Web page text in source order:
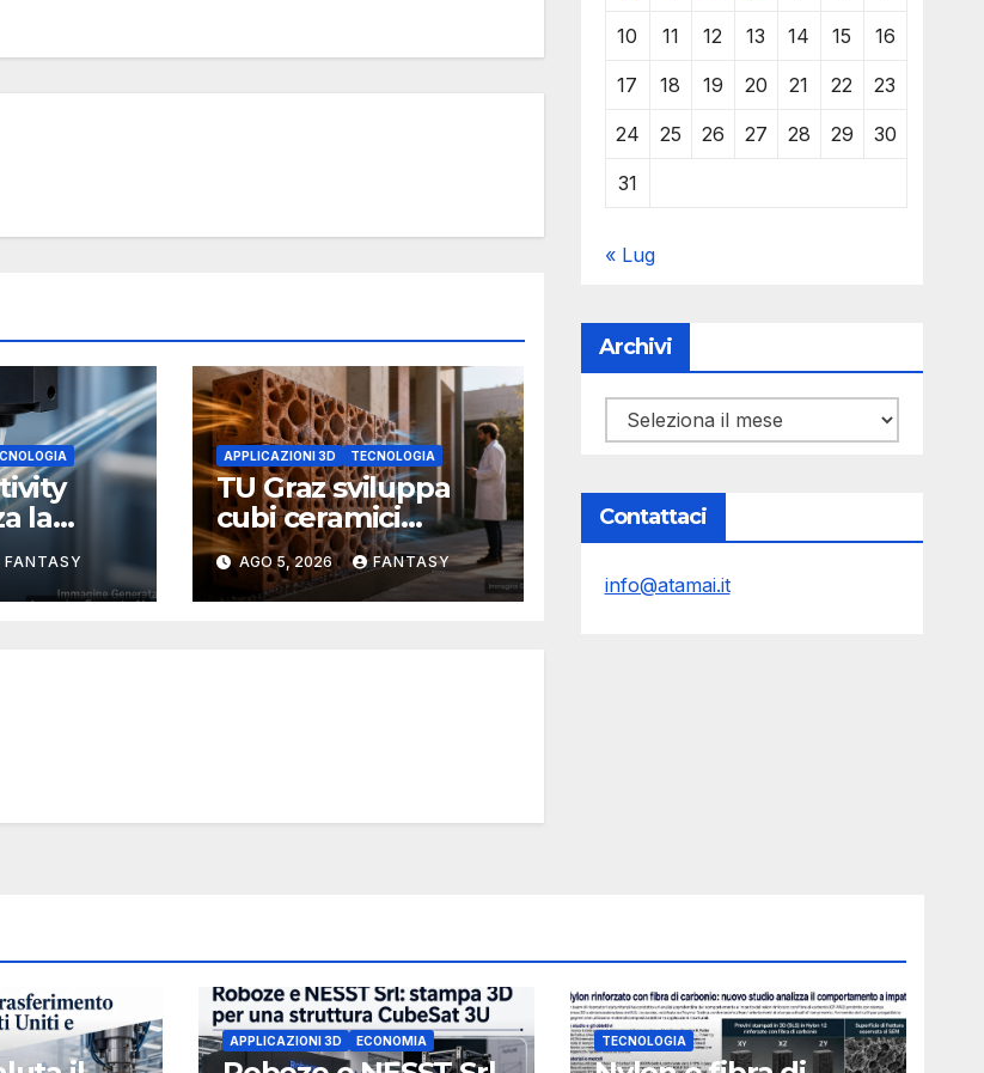
la
dei
la
FANTASY
APPLICAZIONI 3D TECNOLOGIA
TU Graz sviluppa
cubi ceramici
stampati in 3D per il
raffrescamento
evaporativo
AGO 5, 2026 FANTASY
10 11 12 13 14 15 16
17 18 19 20 21 22 23
24 25 26 27 28 29 30
31
« Lug
Archivi
Archivi
Contattaci
info@atamai.it
APPLICAZIONI 3D ECONOMIA TECNOLOGIA